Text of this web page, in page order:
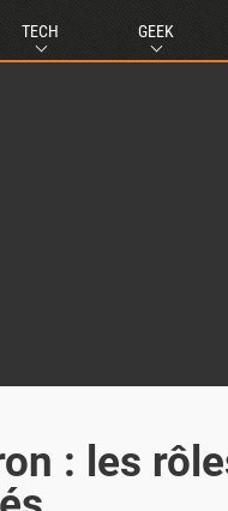
TECH GEEK
: les